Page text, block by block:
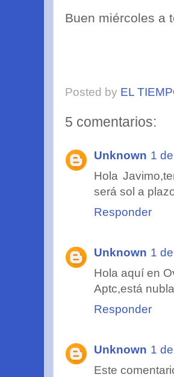
Buen miércoles a
Posted by EL
5 comentarios:
Unknown 1
Hola
será sol a
Responder
Unknown 1
Hola aquí en
Aptc,está
Responder
Unknown 1
Este